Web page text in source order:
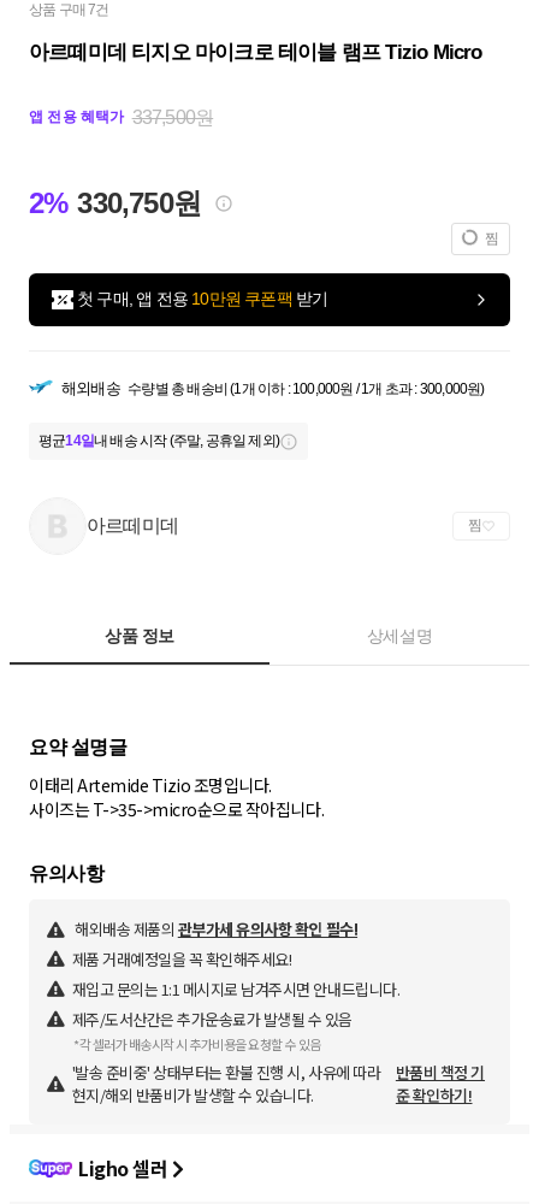
상품 구매 7건
아르떼미데 티지오 마이크로 테이블 램프 Tizio Micro
앱 전용 혜택가 337,500원
2% 330,750원
찜
첫 구매, 앱 전용 10만원 쿠폰팩 받기
해외배송 수량별 총 배송비 (1개 이하 : 100,000원 / 1개 초과 : 300,000원)
평균14일내 배송 시작 (주말, 공휴일 제외)
아르떼미데 찜
상품 정보 상세설명
요약 설명글
이태리 Artemide Tizio 조명입니다.
사이즈는 T->35->micro순으로 작아집니다.
유의사항
해외배송 제품의 관부가세 유의사항 확인 필수!
제품 거래예정일을 꼭 확인해주세요!
재입고 문의는 1:1 메시지로 남겨주시면 안내드립니다.
제주/도서산간은 추가운송료가 발생될 수 있음
*각 셀러가 배송시작 시 추가비용을 요청할 수 있음
'발송 준비중' 상태부터는 환불 진행 시, 사유에 따라
현지/해외 반품비가 발생할 수 있습니다.
반품비 책정 기
준 확인하기!
Ligho 셀러